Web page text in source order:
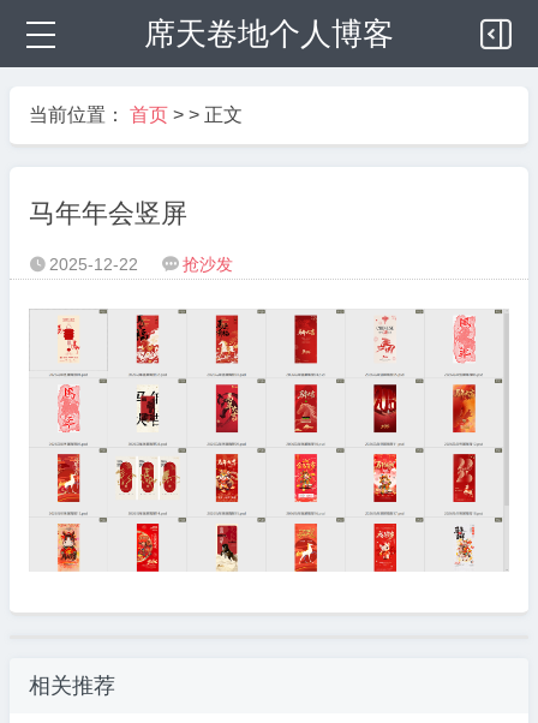
席天卷地个人博客
当前位置： 首页 > > 正文
马年年会竖屏
 2025-12-22  抢沙发
相关推荐